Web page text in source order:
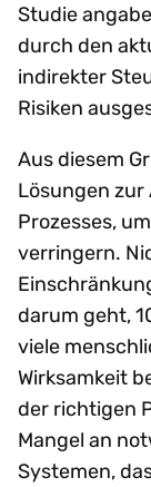
Studie
durch den
indirekter
Risiken
Aus diesem
Lösungen
Prozesses,
verringern.
darum geht,
viele
Wirksamkeit
der richtigen
Mangel an
Systemen,